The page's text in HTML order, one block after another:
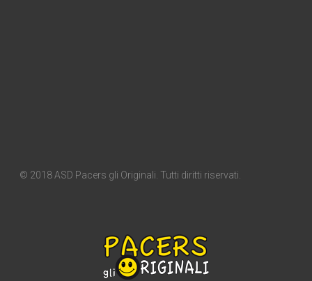
© 2018 ASD Pacers gli Originali. Tutti diritti riservati.